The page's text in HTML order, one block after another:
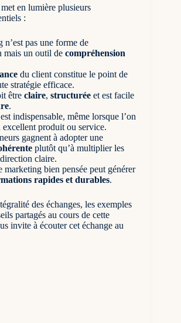
en lumière plusieurs
:
n’est pas une forme de
mais un outil de compréhension
du client constitue le point de
stratégie efficace.
être claire, structurée et est facile
.
est indispensable, même lorsque l’on
excellent produit ou service.
gagnent à adopter une
plutôt qu’à multiplier les
claire.
marketing bien pensée peut générer
rapides et durables.
des échanges, les exemples
partagés au cours de cette
invite à écouter cet échange au